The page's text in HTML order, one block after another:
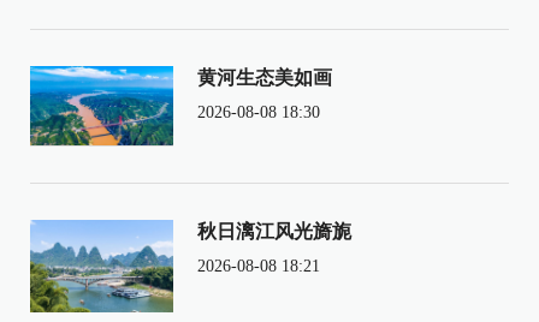
黄河生态美如画
2026-08-08 18:30
秋日漓江风光旖旎
2026-08-08 18:21